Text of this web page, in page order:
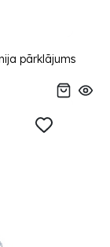
pārklājums